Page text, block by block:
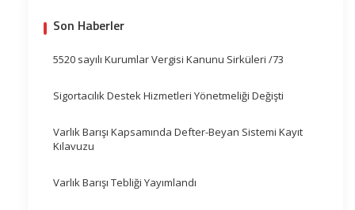
Son Haberler
5520 sayılı Kurumlar Vergisi Kanunu Sirküleri /73
Sigortacılık Destek Hizmetleri Yönetmeliği Değişti
Varlık Barışı Kapsamında Defter-Beyan Sistemi Kayıt
Kılavuzu
Varlık Barışı Tebliği Yayımlandı